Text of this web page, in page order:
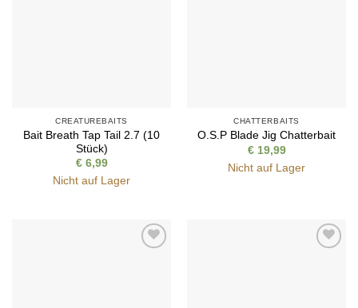
CREATUREBAITS
Bait Breath Tap Tail 2.7 (10
Stück)
€6,99
Nicht auf Lager
CHATTERBAITS
O.S.P Blade Jig Chatterbait
€19,99
Nicht auf Lager